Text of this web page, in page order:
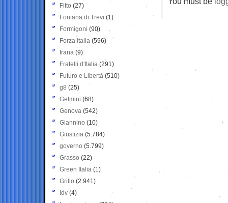
Fitto (27)
Fontana di Trevi (1)
Formigoni (90)
Forza Italia (596)
frana (9)
Fratelli d'Italia (291)
Futuro e Libertà (510)
g8 (25)
Gelmini (68)
Genova (542)
Giannino (10)
Giustizia (5.784)
governo (5.799)
Grasso (22)
Green Italia (1)
Grillo (2.941)
Idv (4)